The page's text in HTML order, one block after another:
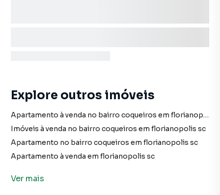
Explore outros imóveis
Apartamento à venda no bairro coqueiros em florianopolis sc com 1 vaga
Imóveis à venda no bairro coqueiros em florianopolis sc
Apartamento no bairro coqueiros em florianopolis sc
Apartamento à venda em florianopolis sc
Apartamento em florianopolis sc
Ver mais